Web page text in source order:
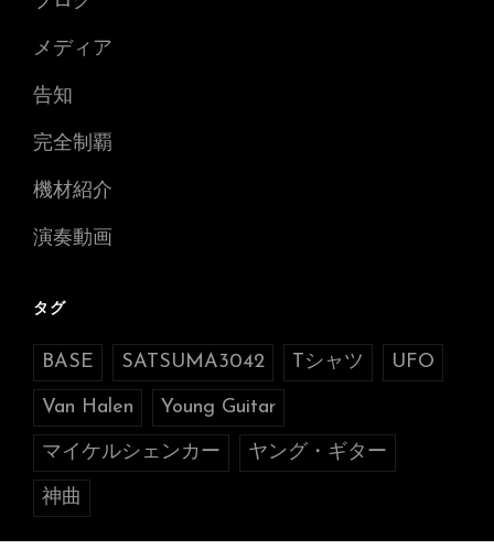
メディア
告知
完全制覇
機材紹介
演奏動画
タグ
BASE SATSUMA3042 Tシャツ UFO
Van Halen Young Guitar
マイケルシェンカー ヤング・ギター
神曲